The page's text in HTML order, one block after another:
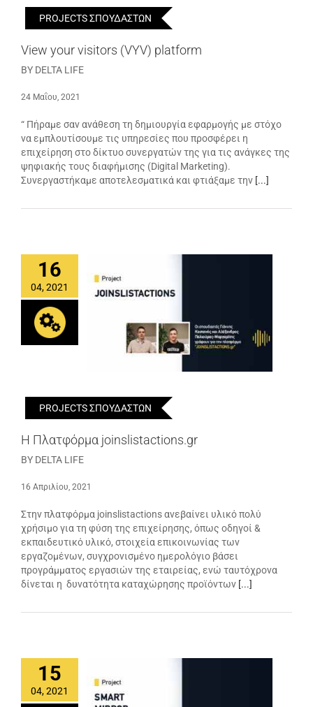
PROJECTS ΣΠΟΥΔΑΣΤΩΝ
View your visitors (VYV) platform
BY DELTA LIFE
24 Μαΐου, 2021
“ Πήραμε σαν ανάθεση τη δημιουργία εφαρμογής με στόχο
να εμπλουτίσουμε τις υπηρεσίες που προσφέρει η
επιχείρηση στο δίκτυο συνεργατών της για τις ανάγκες της
ψηφιακής τους διαφήμισης (Digital Marketing).
Συνεργαστήκαμε αποτελεσματικά και φτιάξαμε την [...]
16
04, 2021
PROJECTS ΣΠΟΥΔΑΣΤΩΝ
H Πλατφόρμα joinslistactions.gr
BY DELTA LIFE
16 Απριλίου, 2021
Στην πλατφόρμα joinslistactions ανεβαίνει υλικό πολύ
χρήσιμο για τη φύση της επιχείρησης, όπως οδηγοί &
εκπαιδευτικό υλικό, στοιχεία επικοινωνίας των
εργαζομένων, συγχρονισμένο ημερολόγιο βάσει
προγράμματος εργασιών της εταιρείας, ενώ ταυτόχρονα
δίνεται η δυνατότητα καταχώρησης προϊόντων [...]
15
04, 2021